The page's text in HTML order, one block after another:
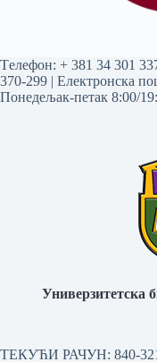
Tелефон: + 381 34 301
370-299 | Електронска
Понедељак-петак 8:00/
Универзитетска
ТЕКУЋИ РАЧУН: 840-